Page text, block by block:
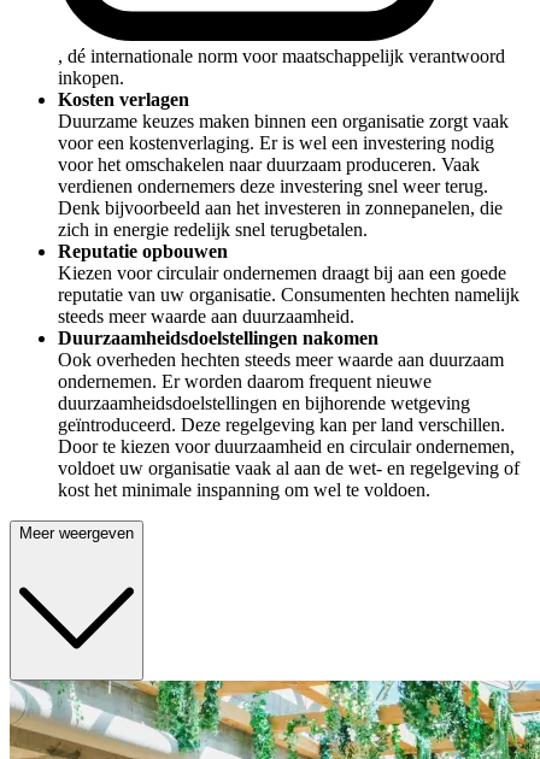
, dé internationale norm voor maatschappelijk verantwoord
inkopen.
Kosten verlagen
Duurzame keuzes maken binnen een organisatie zorgt vaak
voor een kostenverlaging. Er is wel een investering nodig
voor het omschakelen naar duurzaam produceren. Vaak
verdienen ondernemers deze investering snel weer terug.
Denk bijvoorbeeld aan het investeren in zonnepanelen, die
zich in energie redelijk snel terugbetalen.
Reputatie opbouwen
Kiezen voor circulair ondernemen draagt bij aan een goede
reputatie van uw organisatie. Consumenten hechten namelijk
steeds meer waarde aan duurzaamheid.
Duurzaamheidsdoelstellingen nakomen
Ook overheden hechten steeds meer waarde aan duurzaam
ondernemen. Er worden daarom frequent nieuwe
duurzaamheidsdoelstellingen en bijhorende wetgeving
geïntroduceerd. Deze regelgeving kan per land verschillen.
Door te kiezen voor duurzaamheid en circulair ondernemen,
voldoet uw organisatie vaak al aan de wet- en regelgeving of
kost het minimale inspanning om wel te voldoen.
Meer weergeven